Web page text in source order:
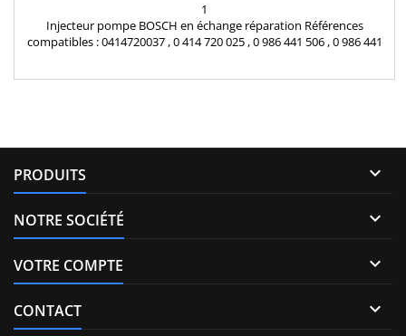
1
Injecteur pompe BOSCH en échange réparation Références
compatibles : 0414720037 , 0 414 720 025 , 0 986 441 506 , 0 986 441
PRODUITS 
NOTRE SOCIÉTÉ 
VOTRE COMPTE 
CONTACT 